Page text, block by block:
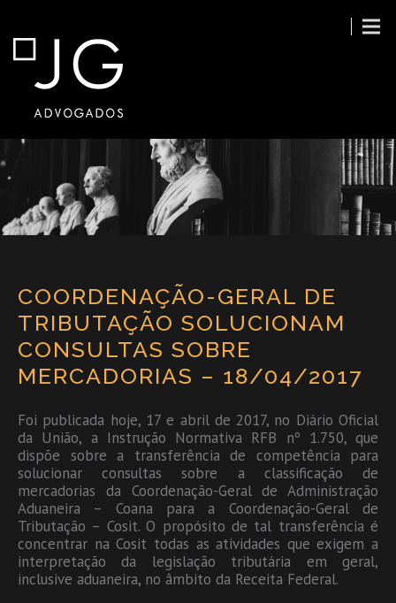
COORDENAÇÃO-GERAL DE
TRIBUTAÇÃO SOLUCIONAM
CONSULTAS SOBRE
MERCADORIAS – 18/04/2017
Foi publicada hoje, 17 e abril de 2017, no Diário Oficial
da União, a Instrução Normativa RFB nº 1.750, que
dispõe sobre a transferência de competência para
solucionar consultas sobre a classificação de
mercadorias da Coordenação-Geral de Administração
Aduaneira – Coana para a Coordenação-Geral de
Tributação – Cosit. O propósito de tal transferência é
concentrar na Cosit todas as atividades que exigem a
interpretação da legislação tributária em geral,
inclusive aduaneira, no âmbito da Receita Federal.